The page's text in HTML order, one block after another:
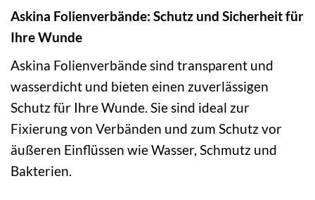
Askina Folienverbände: Schutz und Sicherheit für
Ihre Wunde
Askina Folienverbände sind transparent und
wasserdicht und bieten einen zuverlässigen
Schutz für Ihre Wunde. Sie sind ideal zur
Fixierung von Verbänden und zum Schutz vor
äußeren Einflüssen wie Wasser, Schmutz und
Bakterien.